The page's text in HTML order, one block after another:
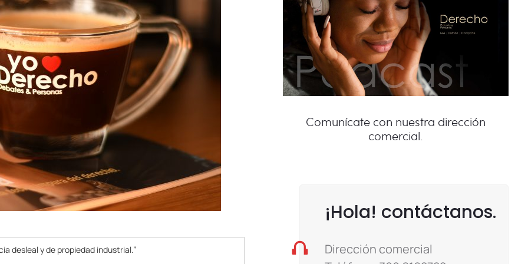
desleal y de propiedad industrial.”
Comunícate con nuestra dirección
comercial.
¡Hola! contáctanos.
Dirección comercial